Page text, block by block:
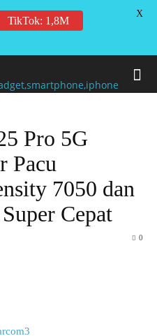
Pro 5G
Pacu
7050 dan
Cepat
0
TikTok: 1,8M
X